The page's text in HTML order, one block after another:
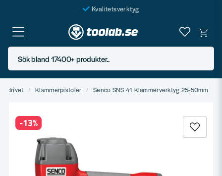
Kvalitetsverktyg
Fraktfritt över 999 SEK*
En järnhandel för alla
Butik i Göteborg
Sök bland 17400+ produkter..
Klammerpistoler Senco SNS 41 Klammerverktyg 25-50mm
-13%